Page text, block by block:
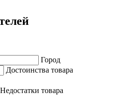
Город
Достоинства товара
Недостатки товара